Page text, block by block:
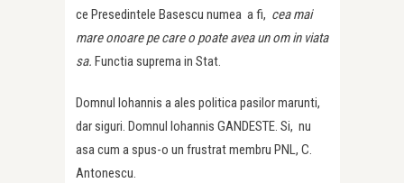
ce Presedintele Basescu numea a fi, cea mai
mare onoare pe care o poate avea un om in viata
sa. Functia suprema in Stat.
Domnul Iohannis a ales politica pasilor marunti,
dar siguri. Domnul Iohannis GANDESTE. Si, nu
asa cum a spus-o un frustrat membru PNL, C.
Antonescu.